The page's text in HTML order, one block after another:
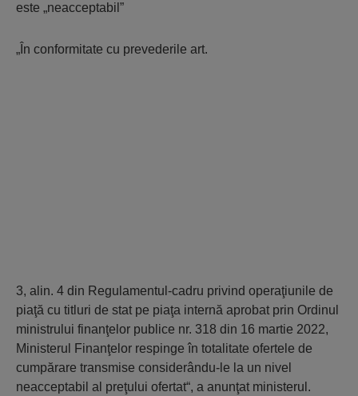
este „neacceptabil”
„În conformitate cu prevederile art.
3, alin. 4 din Regulamentul-cadru privind operaţiunile de
piaţă cu titluri de stat pe piaţa internă aprobat prin Ordinul
ministrului finanţelor publice nr. 318 din 16 martie 2022,
Ministerul Finanţelor respinge în totalitate ofertele de
cumpărare transmise considerându-le la un nivel
neacceptabil al preţului ofertat“, a anunţat ministerul.